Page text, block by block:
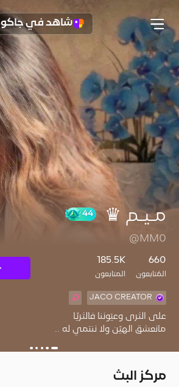
شاهد في جاكو
مـيـم ♛
@MM0
660
المُتابعون
185.5K
المتابعون
JACO CREATOR
‏مانعشق الهيّن ولا ننتمي له ..
مركز البث